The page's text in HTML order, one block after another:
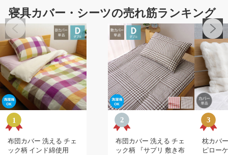
寝具カバー・シーツの売れ筋ランキング
布団カバー 洗える チェ
ック柄 インド綿使用
布団カバー 洗える チェ
ック柄 『サプリ 敷き布
枕カバ
ピロー